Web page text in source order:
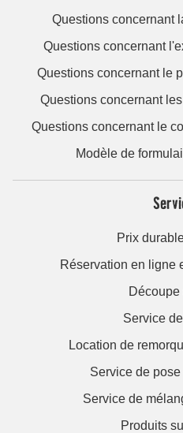
Questions concernant
Questions concernant
Questions concernant le
Questions concernant
Questions concernant le
Modèle de
Prix
Réservation en ligne
Service
Location de
Service de
Service de
Produits